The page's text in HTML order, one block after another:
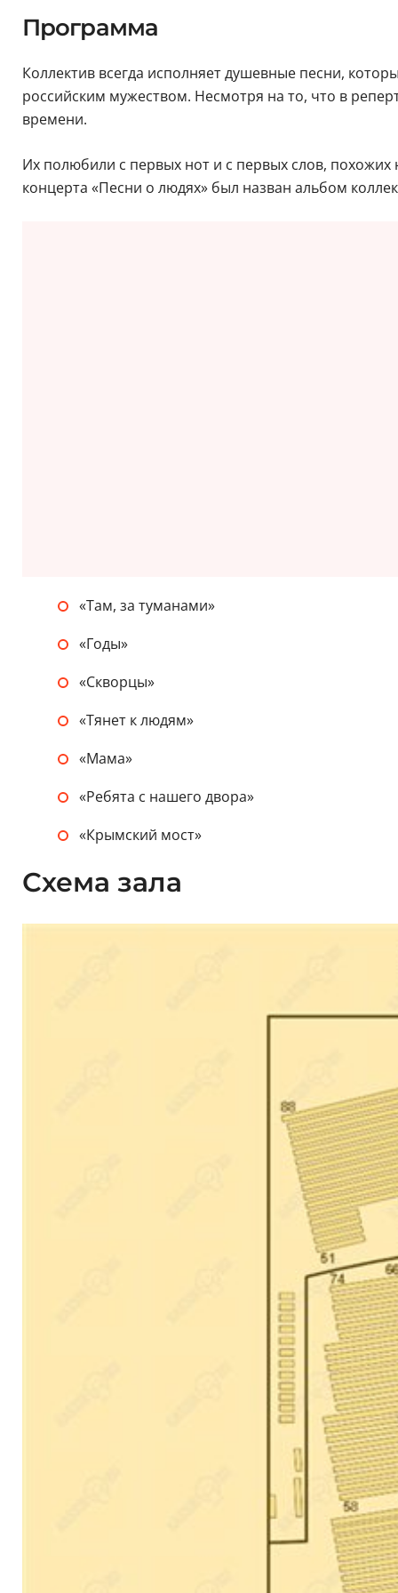
Программа
Коллектив всегда исполняет душевные песни,
российским мужеством. Несмотря на то, что в
времени.
Их полюбили с первых нот и с первых слов, похожих
концерта «Песни о людях» был назван альбом
«Там, за туманами»
«Годы»
«Скворцы»
«Тянет к людям»
«Мама»
«Ребята с нашего двора»
«Крымский мост»
Схема зала